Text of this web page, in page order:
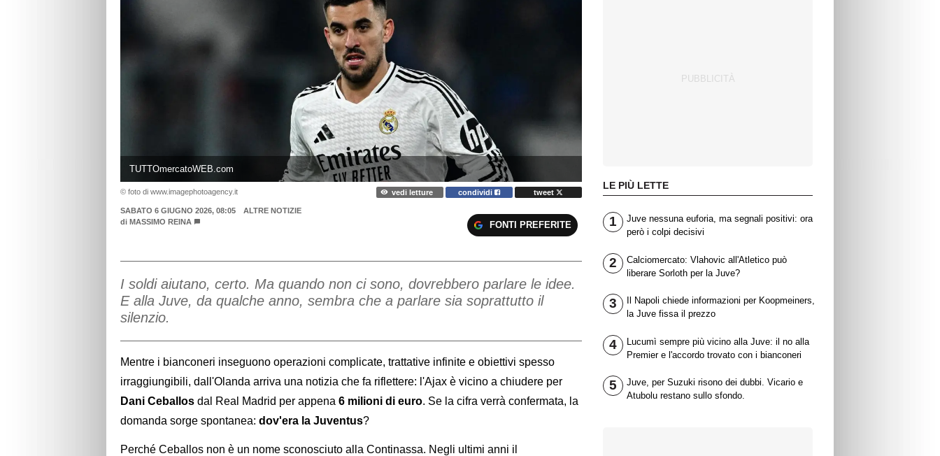
TUTTOmercatoWEB.com
© foto di www.imagephotoagency.it vedi letture condividi tweet
SABATO 6 GIUGNO 2026, 08:05
ALTRE NOTIZIE
di MASSIMO REINA FONTI PREFERITE
I soldi aiutano, certo. Ma quando non ci sono, dovrebbero parlare le idee.
E alla Juve, da qualche anno, sembra che a parlare sia soprattutto il
silenzio.
Mentre i bianconeri inseguono operazioni complicate, trattative infinite e obiettivi spesso
irraggiungibili, dall'Olanda arriva una notizia che fa riflettere: l'Ajax è vicino a chiudere per
Dani Ceballos dal Real Madrid per appena 6 milioni di euro. Se la cifra verrà confermata, la
domanda sorge spontanea: dov'era la Juventus?
Perché Ceballos non è un nome sconosciuto alla Continassa. Negli ultimi anni il
LE PIÙ LETTE
1
Juve nessuna euforia, ma segnali positivi: ora
però i colpi decisivi
2
Calciomercato: Vlahovic all'Atletico può
liberare Sorloth per la Juve?
3
Il Napoli chiede informazioni per Koopmeiners,
la Juve fissa il prezzo
4
Lucumì sempre più vicino alla Juve: il no alla
Premier e l'accordo trovato con i bianconeri
5
Juve, per Suzuki risono dei dubbi. Vicario e
Atubolu restano sullo sfondo.